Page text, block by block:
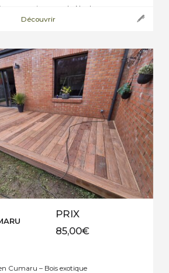
en sapin rouge du Nord
ou 45 x 95 avec isolation
Découvrir
PRIX
85,00€
Cumaru – Bois exotique